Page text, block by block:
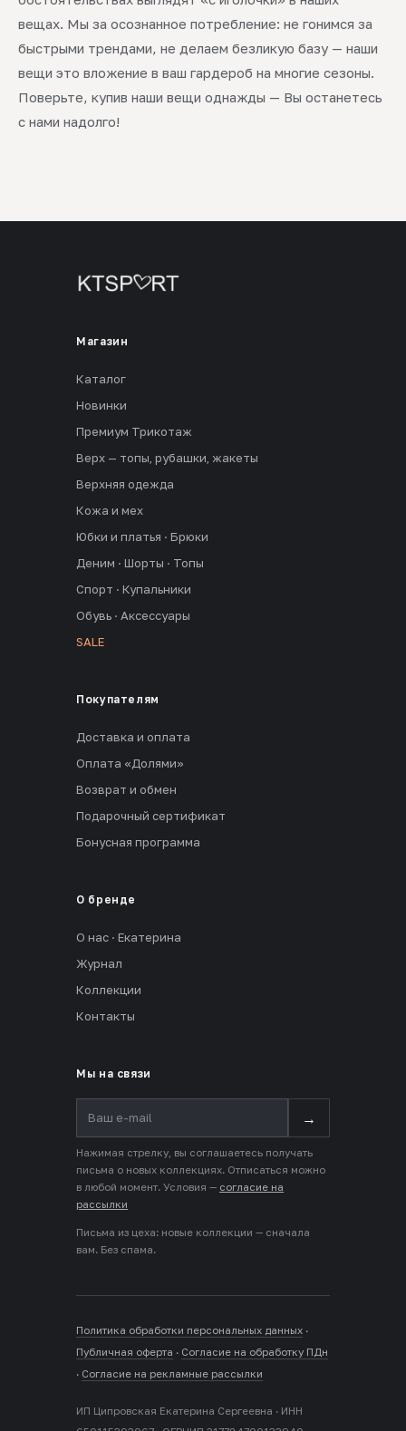
вещах. Мы за осознанное потребление: не гонимся за
быстрыми трендами, не делаем безликую базу — наши
вещи это вложение в ваш гардероб на многие сезоны.
Поверьте, купив наши вещи однажды — Вы останетесь
с нами надолго!
Магазин
Каталог
Новинки
Премиум Трикотаж
Верх — топы, рубашки, жакеты
Верхняя одежда
Кожа и мех
Юбки и платья · Брюки
Деним · Шорты · Топы
Спорт · Купальники
Обувь · Аксессуары
SALE
Покупателям
Доставка и оплата
Оплата «Долями»
Возврат и обмен
Подарочный сертификат
Бонусная программа
О бренде
О нас · Екатерина
Журнал
Коллекции
Контакты
Мы на связи
→
Нажимая стрелку, вы соглашаетесь получать
письма о новых коллекциях. Отписаться можно
в любой момент. Условия — согласие на
рассылки
Письма из цеха: новые коллекции — сначала
вам. Без спама.
Политика обработки персональных данных ·
Публичная оферта · Согласие на обработку ПДн
· Согласие на рекламные рассылки
ИП Ципровская Екатерина Сергеевна · ИНН